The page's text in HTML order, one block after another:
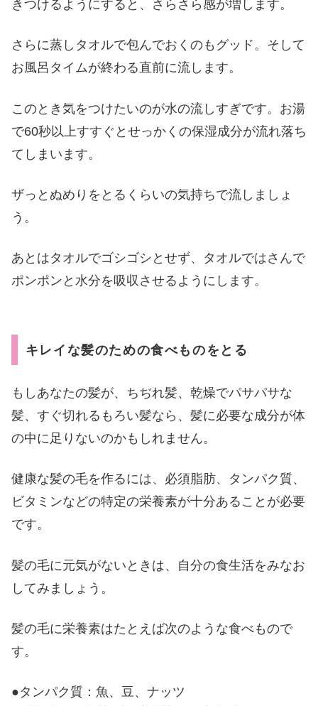
きつけるようにすると、さらさら感が増します。
さらに蒸しタオルで包んでおくのもグッド。そして
お風呂タイムが終わる直前に流します。
このとき気をつけたいのが水の流しすぎです。お湯
で60秒以上すすぐとせっかくの保湿成分が流れ落ち
てしまいます。
ザっとぬめりをとるくらいの気持ちで流しましょ
う。
あとはタオルでゴシゴシとせず、タオルではさんで
ポンポンと水分を吸収させるようにします。
キレイな髪のための食べものをとる
もしあなたの髪が、ちぢれ髪、乾燥でパサパサな
髪、すぐ切れるもろい髪なら、髪に必要な成分が体
の中に足りないのかもしれません。
健康な髪の毛を作るには、必須脂肪、タンパク質、
ビタミンなどの特定の栄養素が十分あることが必要
です。
髪の毛に元気がないときは、自分の食生活をみなお
してみましょう。
髪の毛に栄養素はたとえば次のような食べもので
す。
●タンパク質：魚、豆、ナッツ